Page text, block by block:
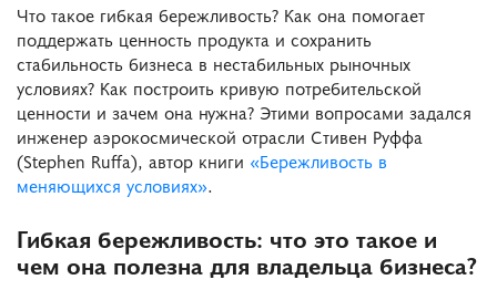
Что такое гибкая бережливость? Как она помогает
поддержать ценность продукта и сохранить
стабильность бизнеса в нестабильных рыночных
условиях? Как построить кривую потребительской
ценности и зачем она нужна? Этими вопросами задался
инженер аэрокосмической отрасли Стивен Руффа
(Stephen Ruffа), автор книги «Бережливость в
меняющихся условиях».
Гибкая бережливость: что это такое и
чем она полезна для владельца бизнеса?